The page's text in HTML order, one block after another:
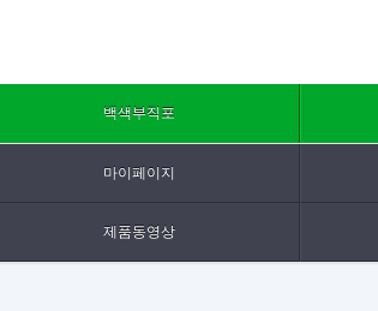
백색부직포
마이페이지
제품동영상